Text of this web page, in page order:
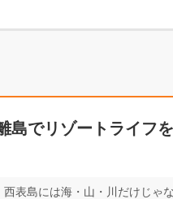
島でリゾートライフ
西表島には海・山・川だけじ